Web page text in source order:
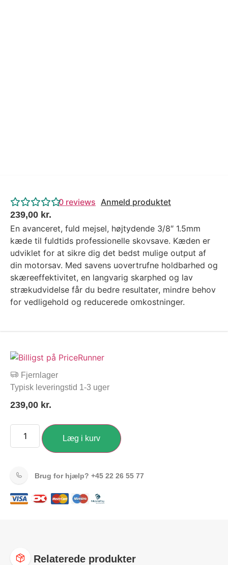
0 reviews Anmeld produktet
239,00 kr.
En avanceret, fuld mejsel, højtydende 3/8″ 1.5mm
kæde til fuldtids professionelle skovsave. Kæden er
udviklet for at sikre dig det bedst mulige output af
din motorsav. Med savens uovertrufne holdbarhed og
skæreeffektivitet, en langvarig skarphed og lav
strækudvidelse får du bedre resultater, mindre behov
for vedligehold og reducerede omkostninger.
Fjernlager
Typisk leveringstid 1-3 uger
239,00 kr.
Læg i kurv
Brug for hjælp? +45 22 26 55 77
Relaterede produkter